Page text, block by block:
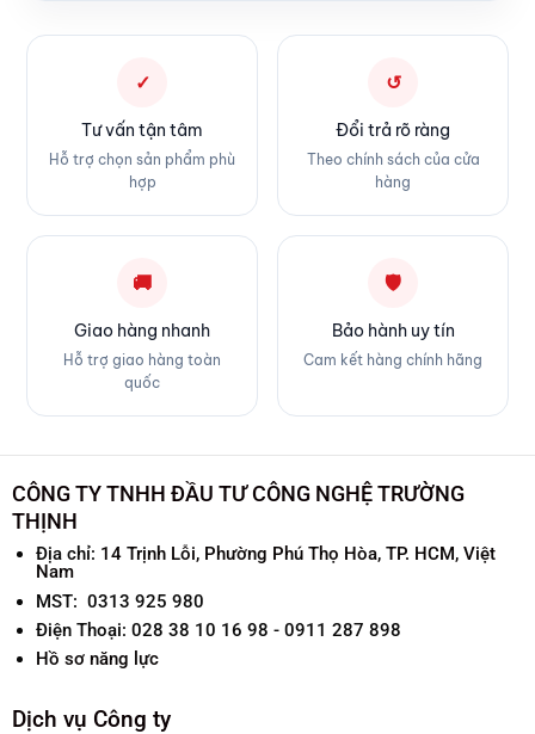
✓
Tư vấn tận tâm
Hỗ trợ chọn sản phẩm phù
hợp
↺
Đổi trả rõ ràng
Theo chính sách của cửa
hàng
🚚
Giao hàng nhanh
Hỗ trợ giao hàng toàn
quốc
🛡
Bảo hành uy tín
Cam kết hàng chính hãng
CÔNG TY TNHH ĐẦU TƯ CÔNG NGHỆ TRƯỜNG
THỊNH
Địa chỉ: 14 Trịnh Lỗi, Phường Phú Thọ Hòa, TP. HCM, Việt
Nam
MST: 0313 925 980
Điện Thoại: 028 38 10 16 98 - 0911 287 898
Hồ sơ năng lực
Dịch vụ Công ty